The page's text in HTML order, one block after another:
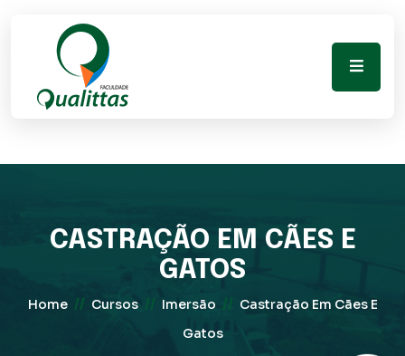
CASTRAÇÃO EM CÃES E
GATOS
Home // Cursos // Imersão // Castração Em Cães E
Gatos